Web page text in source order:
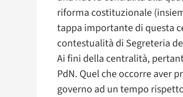
riforma costituzionale
tappa importante di questa
contestualità di Segreteria
Ai fini della centralità,
PdN. Quel che occorre aver
governo ad un tempo